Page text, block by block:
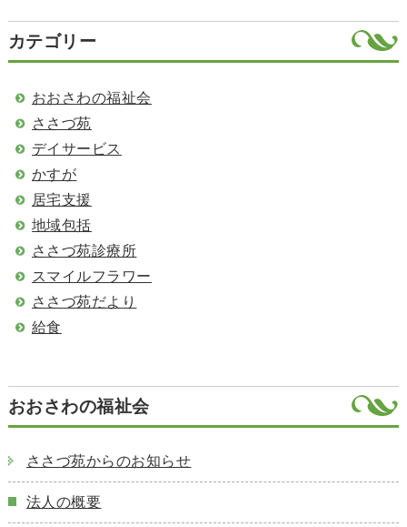
の
ペ
ー
ジ
送
り
カテゴリー
おおさわの福祉会
ささづ苑
デイサービス
かすが
居宅支援
地域包括
ささづ苑診療所
スマイルフラワー
ささづ苑だより
給食
おおさわの福祉会
ささづ苑からのお知らせ
法人の概要